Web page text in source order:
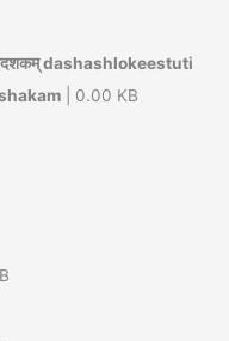
dashashlokeestuti
| 0.00 KB